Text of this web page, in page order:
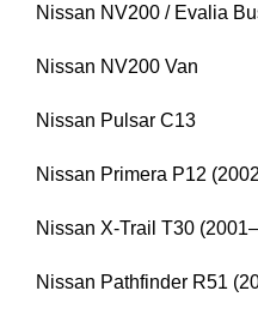
Nissan NV200 / Evalia
Nissan NV200 Van
Nissan Pulsar C13
Nissan Primera P12
Nissan X-Trail T30
Nissan Pathfinder R51